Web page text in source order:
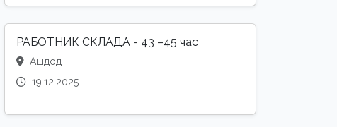
РАБОТНИК СКЛАДА - 43 –45 час
Ашдод
19.12.2025